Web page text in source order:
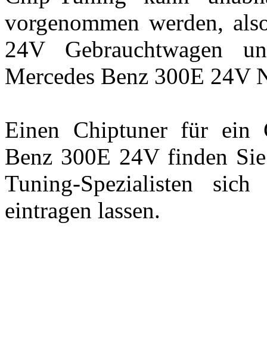
vorgenommen werden,
24V Gebrauchtwagen
Mercedes Benz 300E 24V
Einen Chiptuner für ein
Benz 300E 24V finden
Tuning-Spezialisten
eintragen lassen.